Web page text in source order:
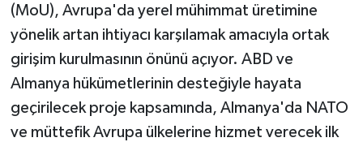
(MoU), Avrupa'da yerel mühimmat üretimine
yönelik artan ihtiyacı karşılamak amacıyla ortak
girişim kurulmasının önünü açıyor. ABD ve
Almanya hükümetlerinin desteğiyle hayata
geçirilecek proje kapsamında, Almanya'da NATO
ve müttefik Avrupa ülkelerine hizmet verecek ilk